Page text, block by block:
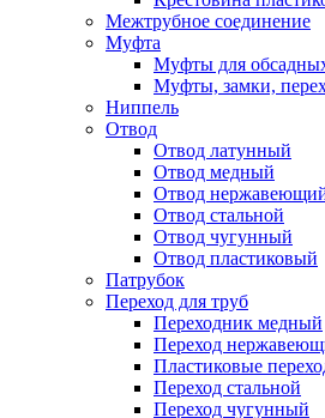
Межтрубное соединение
Муфта
Муфты для
Муфты, замки,
Ниппель
Отвод
Отвод латунный
Отвод медный
Отвод
Отвод стальной
Отвод чугунный
Отвод пластиковый
Патрубок
Переход для труб
Переходник медный
Переход
Пластиковые
Переход стальной
Переход чугунный